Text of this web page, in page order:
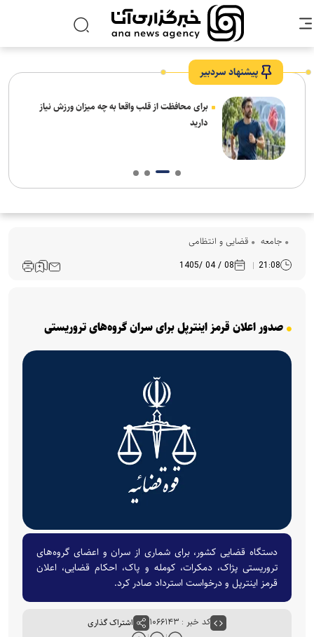
پیشنهاد سردبیر
برای محافظت از قلب واقعا به چه میزان ورزش نیاز
دارید
جامعه قضایی و انتظامی
21:08
08 / 04 /1405
صدور اعلان قرمز اینترپل برای سران گروه‌های تروریستی
دستگاه قضایی کشور، برای شماری از سران و اعضای گروه‌های
تروریستی پژاک، دمکرات، کومله و پاک، احکام قضایی، اعلان
قرمز اینترپل و درخواست استرداد صادر کرد.
کد خبر : ۱۰۶۶۱۴۳ اشتراک گذاری